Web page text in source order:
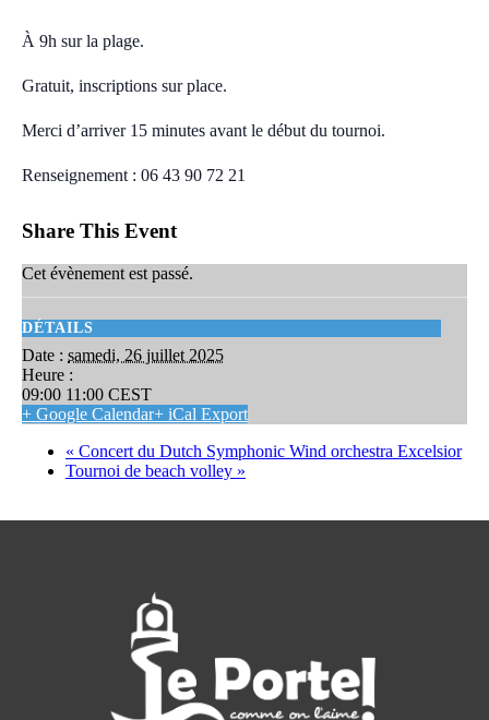
À 9h sur la plage.
Gratuit, inscriptions sur place.
Merci d’arriver 15 minutes avant le début du tournoi.
Renseignement : 06 43 90 72 21
Share This Event
Cet évènement est passé.
DÉTAILS
Date : samedi, 26 juillet 2025
Heure :
09:00 11:00 CEST
+ Google Calendar+ iCal Export
« Concert du Dutch Symphonic Wind orchestra Excelsior
Tournoi de beach volley »